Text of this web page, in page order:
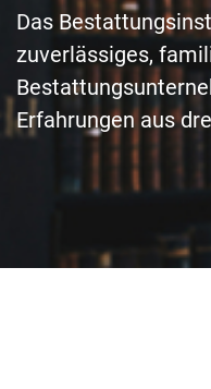
Das
zuverlässiges,
Erfahrungen aus